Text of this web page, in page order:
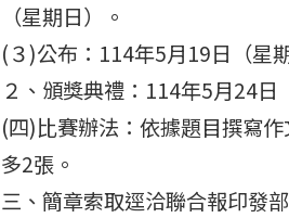
（星期日）。
(３)公布：114年5月19日（星
２、頒獎典禮：114年5月24日
(四)比賽辦法：依據題目撰寫
多2張。
三、簡章索取逕洽聯合報印發